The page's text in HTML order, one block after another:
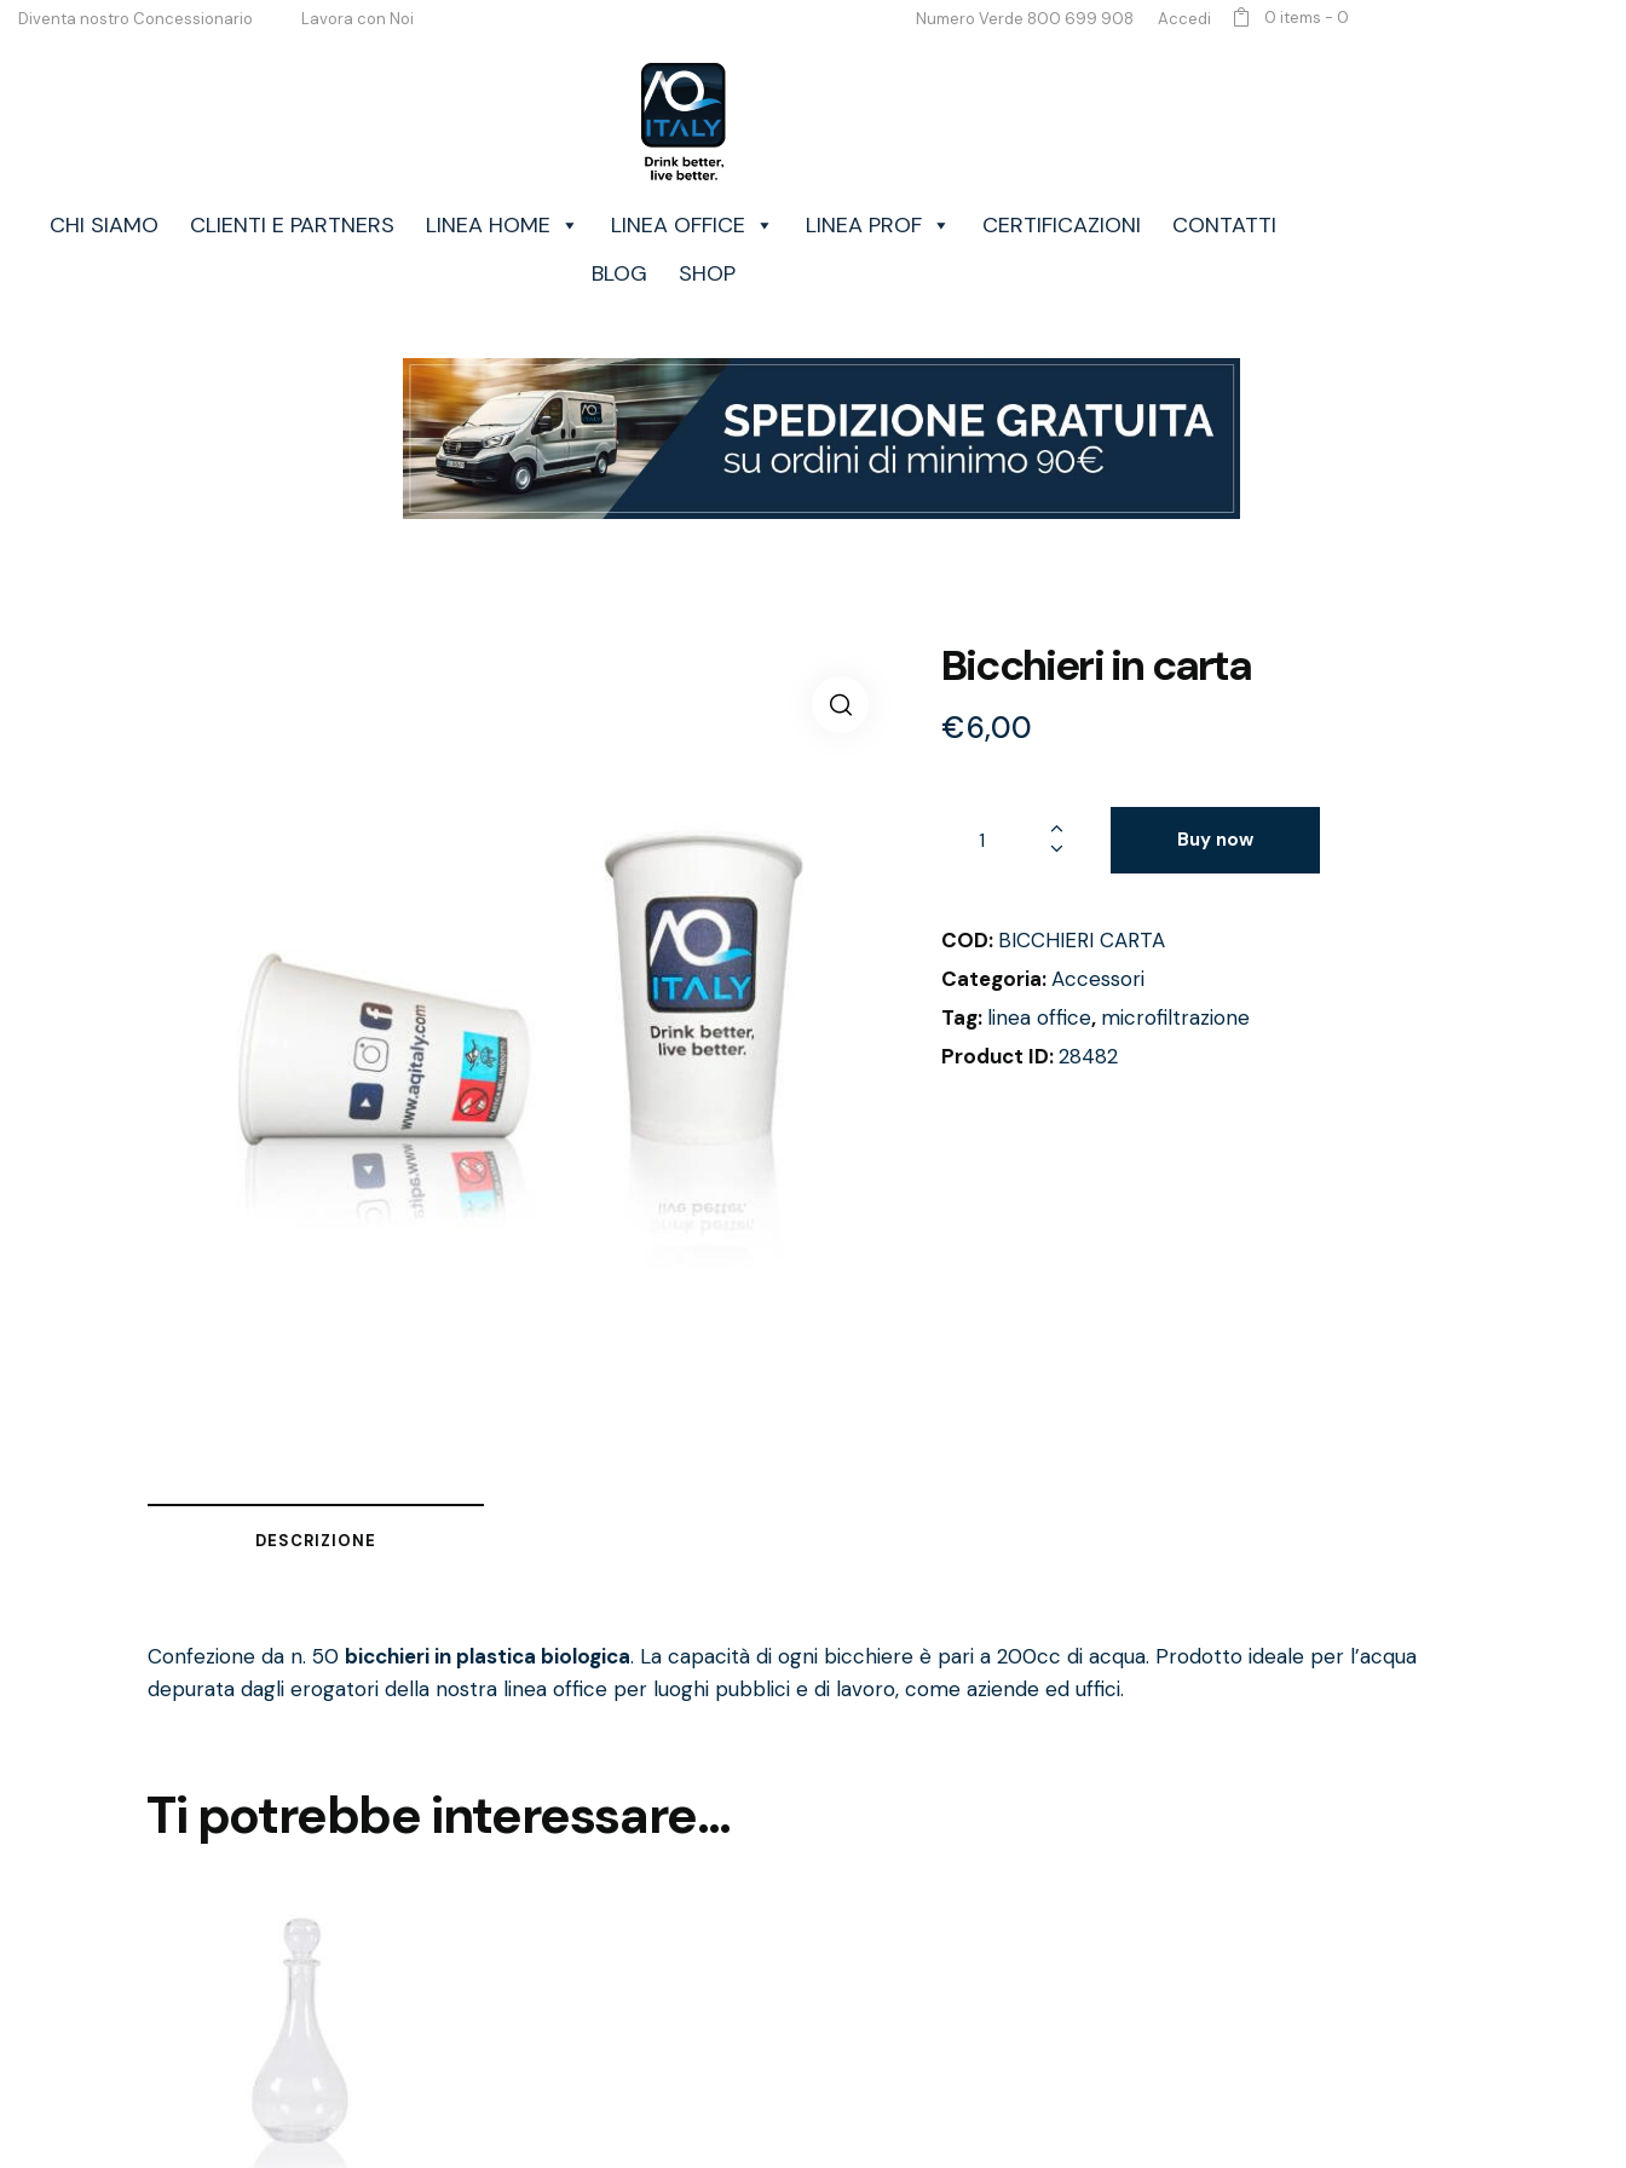
Diventa nostro Concessionario Lavora con Noi Numero Verde 800 699 908 Accedi 0 items - 0
CHI SIAMO CLIENTI E PARTNERS LINEA HOME LINEA OFFICE LINEA PROF CERTIFICAZIONI
CONTATTI
BLOG
SHOP
Bicchieri in carta
€6,00
Buy now
COD: BICCHIERI CARTA
Categoria:Accessori
Tag: linea office, microfiltrazione
Product ID:28482
DESCRIZIONE
Confezione da n. 50 bicchieri in plastica biologica. La capacità di ogni bicchiere è pari a 200cc di acqua. Prodotto ideale per l’acqua
depurata dagli erogatori della nostra linea office per luoghi pubblici e di lavoro, come aziende ed uffici.
Ti potrebbe interessare…